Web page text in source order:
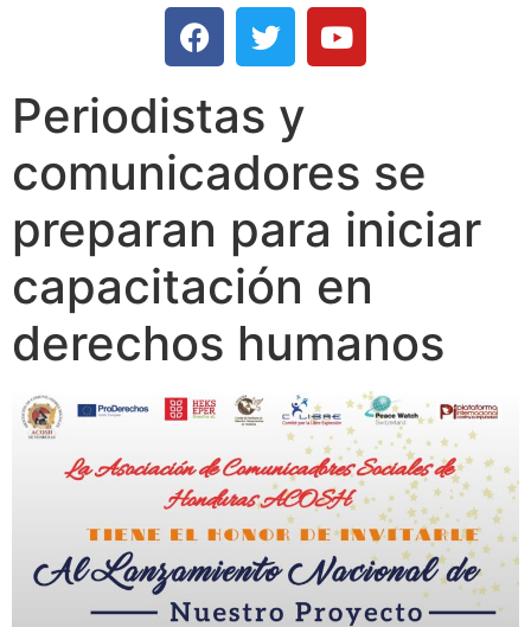
Periodistas y
comunicadores se
preparan para iniciar
capacitación en
derechos humanos